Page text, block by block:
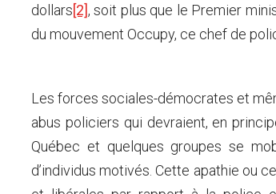
dollars[2], soit plus que le Premier
du mouvement Occupy, ce chef de
Les forces sociales-démocrates et
abus policiers qui devraient, en
Québec et quelques groupes se
d’individus motivés. Cette apathie ou